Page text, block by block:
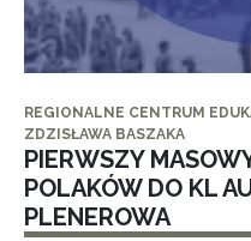
REGIONALNE CENTRUM
ZDZISŁAWA BASZAKA
PIERWSZY
POLAKÓW DO KL
PLENEROWA